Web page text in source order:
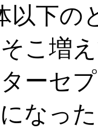
以下
こ増
ーセ
なっ